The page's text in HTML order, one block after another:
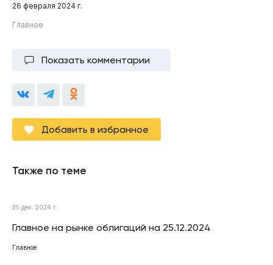
26 февраля 2024 г.
Главное
Показать комментарии
Добавить в избранное
Также по теме
25 дек. 2024 г.
Главное на рынке облигаций на 25.12.2024
Главное